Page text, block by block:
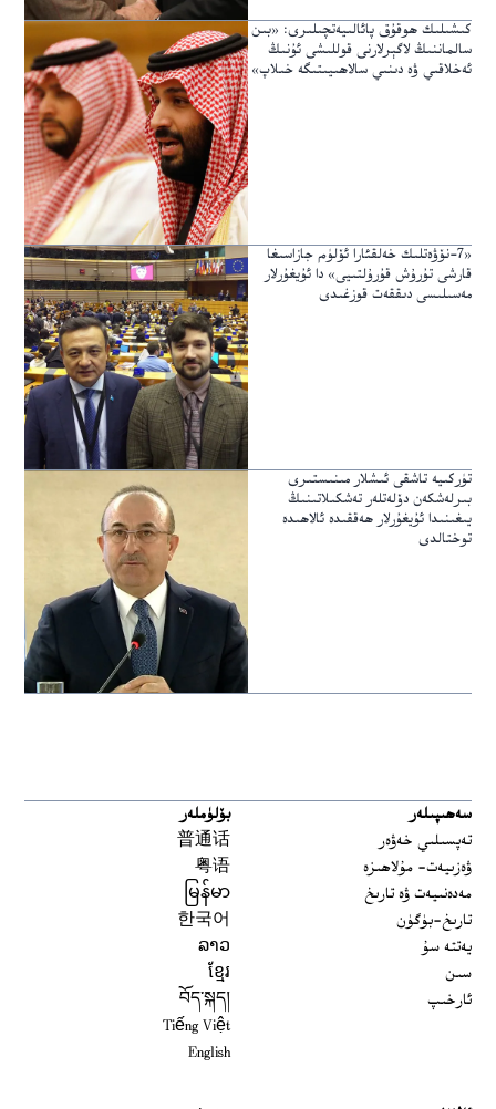
كىشىلىك ھوقۇق پائالىيەتچىلىرى: «بىن
سالماننىڭ لاگېرلارنى قوللىشى ئۇنىڭ
ئەخلاقىي ۋە دىنىي سالاھىيىتىگە خىلاپ»
«7-نۆۋەتلىك خەلقئارا ئۆلۈم جازاسىغا
قارشى تۇرۇش قۇرۇلتىيى» دا ئۇيغۇرلار
مەسىلىسى دىققەت قوزغىدى
تۈركىيە تاشقى ئىشلار مىنىستىرى
بىرلەشكەن دۆلەتلەر تەشكىلاتىنىڭ
يىغىنىدا ئۇيغۇرلار ھەققىدە ئالاھىدە
توختالدى
سەھىپىلەر
تەپسىلىي خەۋەر
ۋەزىيەت- مۇلاھىزە
مەدەنىيەت ۋە تارىخ
تارىخ-بۈگۈن
يەتتە سۇ
سىن
ئارخىپ
بۆلۈملەر
普通话
粤语
မြန်မာ
한국어
ລາວ
ខ្មែរ
བོད་སྐད།
Tiếng Việt
English